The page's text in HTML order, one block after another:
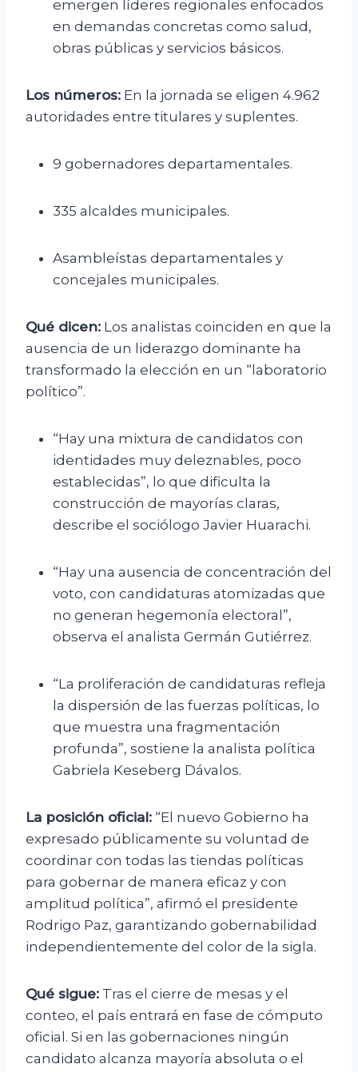
emergen líderes regionales enfocados
en demandas concretas como salud,
obras públicas y servicios básicos.
Los números: En la jornada se eligen 4.962
autoridades entre titulares y suplentes.
9 gobernadores departamentales.
335 alcaldes municipales.
Asambleístas departamentales y
concejales municipales.
Qué dicen: Los analistas coinciden en que la
ausencia de un liderazgo dominante ha
transformado la elección en un “laboratorio
político”.
“Hay una mixtura de candidatos con
identidades muy deleznables, poco
establecidas”, lo que dificulta la
construcción de mayorías claras,
describe el sociólogo Javier Huarachi.
“Hay una ausencia de concentración del
voto, con candidaturas atomizadas que
no generan hegemonía electoral”,
observa el analista Germán Gutiérrez.
“La proliferación de candidaturas refleja
la dispersión de las fuerzas políticas, lo
que muestra una fragmentación
profunda”, sostiene la analista política
Gabriela Keseberg Dávalos.
La posición oficial: “El nuevo Gobierno ha
expresado públicamente su voluntad de
coordinar con todas las tiendas políticas
para gobernar de manera eficaz y con
amplitud política”, afirmó el presidente
Rodrigo Paz, garantizando gobernabilidad
independientemente del color de la sigla.
Qué sigue: Tras el cierre de mesas y el
conteo, el país entrará en fase de cómputo
oficial. Si en las gobernaciones ningún
candidato alcanza mayoría absoluta o el